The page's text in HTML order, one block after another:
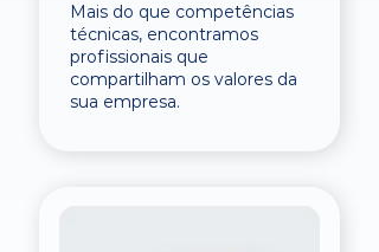
Mais do que competências
técnicas, encontramos
profissionais que
compartilham os valores da
sua empresa.